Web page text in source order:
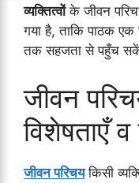
व्यक्तित्वोंके जीवन
गया है, ताकि पाठक एक
तक सहजता से पहुँच
जीवन
विशेषताएँ व
जीवन परिचयकिसी